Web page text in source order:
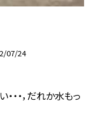
07/24
・・，だれか水もっ